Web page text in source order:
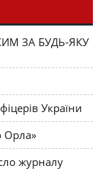
ЗА БУДЬ-ЯКУ
України
Орла»
журналу